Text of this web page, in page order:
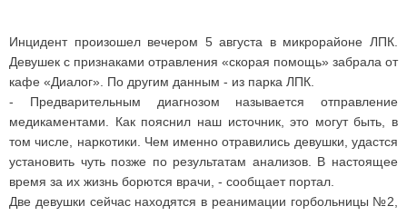
Инцидент произошел вечером 5 августа в микрорайоне ЛПК.
Девушек с признаками отравления «скорая помощь» забрала от
кафе «Диалог». По другим данным - из парка ЛПК.
- Предварительным диагнозом называется отправление
медикаментами. Как пояснил наш источник, это могут быть, в
том числе, наркотики. Чем именно отравились девушки, удастся
установить чуть позже по результатам анализов. В настоящее
время за их жизнь борются врачи, - сообщает портал.
Две девушки сейчас находятся в реанимации горбольницы №2,